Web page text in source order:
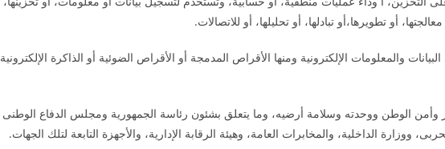
أو تطويرها،أو تبادلها، أو تحليلها، أو للاتصالات.
والمعلومات الإلكترونية ومنها الأقراص المدمجة أو الأقراص الضوئية أو الذاكرة الإلكترونية
وأمن الوطن ووحدته وسلامة أرضيه، وما يتعلق بشئون رئاسة الجمهورية ومجلس الدفاع الوطنى
ووزارة الداخلية، والمخابرات العامة، وهيئة الرقابة الإدارية، والأجهزة التابعة لتلك الجهات.